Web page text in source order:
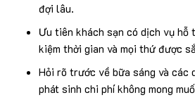
đợi lâu.
Ưu tiên khách sạn có dịch vụ
kiệm thời gian và mọi thứ được
Hỏi rõ trước về bữa sáng và các
phát sinh chi phí không mong